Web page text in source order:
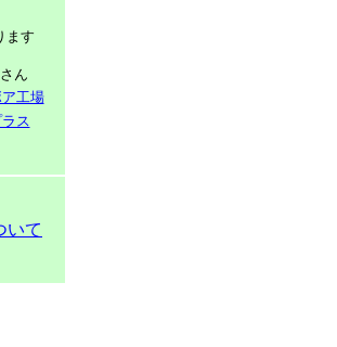
ます
ん
工場
ス
いて